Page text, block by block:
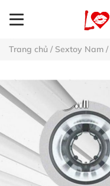
Trang chủ / Sextoy Nam /